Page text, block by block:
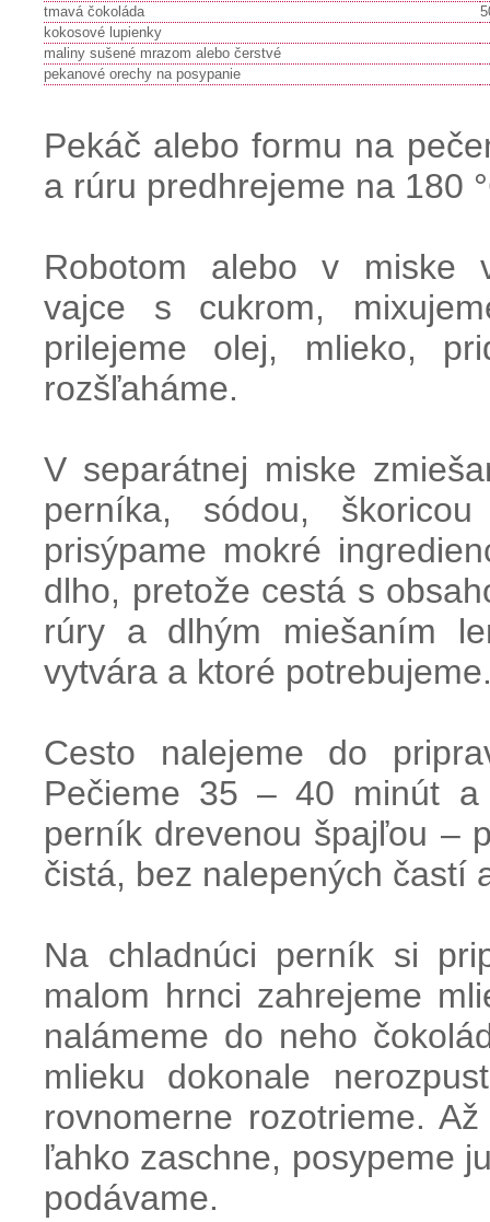
tmavá čokoláda
kokosové lupienky
maliny sušené mrazom alebo čerstvé
pekanové orechy na posypanie
Pekáč alebo formu na
a rúru predhrejeme na 180
Robotom alebo v miske
vajce s cukrom,
prilejeme olej, mlieko,
rozšľaháme.
V separátnej miske
perníka, sódou,
prisýpame mokré
dlho, pretože cestá s
rúry a dlhým miešaním
vytvára a ktoré
Cesto nalejeme do
Pečieme 35 – 40 minút a
perník drevenou špajľou –
čistá, bez nalepených častí
Na chladnúci perník si
malom hrnci zahrejeme
nalámeme do neho
mlieku dokonale
rovnomerne rozotrieme.
ľahko zaschne, posypeme
podávame.